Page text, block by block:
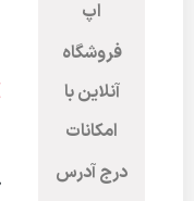
اپ
فروشگاه
آنلاین با
امکانات
درج آدرس